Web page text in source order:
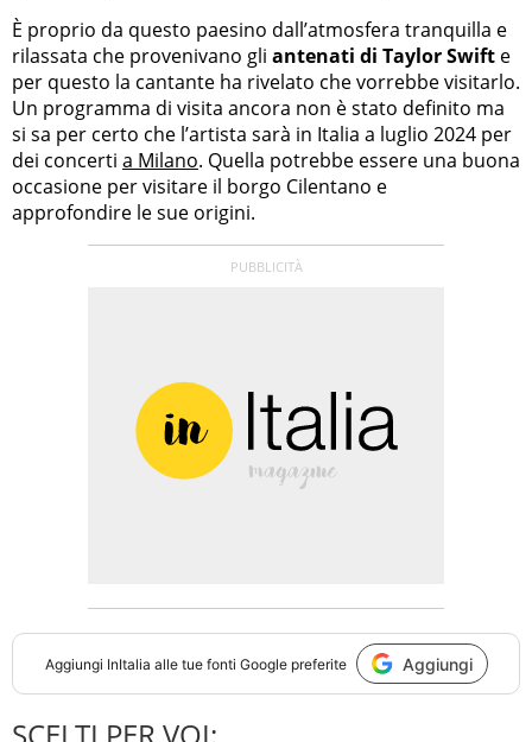
È proprio da questo paesino dall’atmosfera tranquilla e
rilassata che provenivano gli antenati di Taylor Swift e
per questo la cantante ha rivelato che vorrebbe visitarlo.
Un programma di visita ancora non è stato definito ma
si sa per certo che l’artista sarà in Italia a luglio 2024 per
dei concerti a Milano. Quella potrebbe essere una buona
occasione per visitare il borgo Cilentano e
approfondire le sue origini.
Aggiungi InItalia alle tue fonti Google preferite Aggiungi